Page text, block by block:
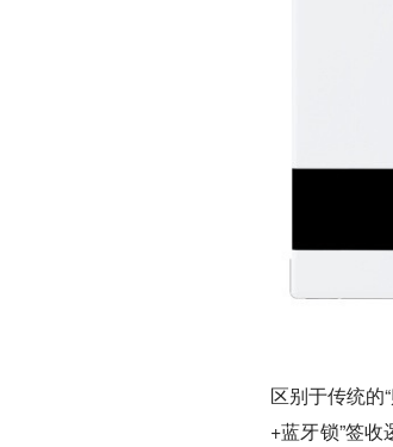
区别于传统的
+蓝牙锁”签